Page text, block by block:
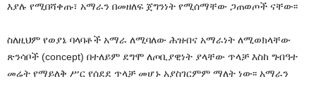
እያሉ የሚበሻቀጡ፣ አማራን በመዘለፍ ጀግንነት የሚሰማቸው ጋጠወጦች ናቸው፡፡
ስለዚህም የወያኔ ባላባቶች አማራ ለሚባለው ሕዝብና አማራነት ለሚወክላቸው
ጽንሳቦች (concept) በተለይም ደግሞ ለጦቢያዊነት ያላቸው ጥላቻ እስከ ግብዓተ
መሬት የማይለቅ ሥር የሰደደ ጥላቻ መሆኑ አያስገርምም ማለት ነው፡፡ አማራን